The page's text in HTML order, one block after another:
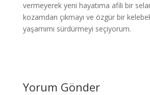
vermeyerek yeni hayatıma afili bir
kozamdan çıkmayı ve özgür bir
yaşamımı sürdürmeyi seçiyorum.
Yorum Gönder